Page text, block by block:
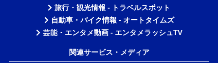
旅行・観光情報 - トラベルスポット
自動車・バイク情報 - オートタイムズ
芸能・エンタメ動画 - エンタメラッシュTV
関連サービス・メディア